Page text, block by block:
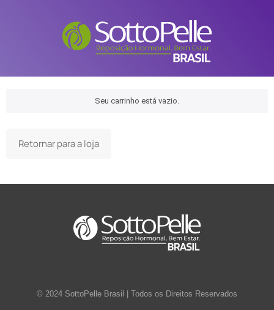
Seu carrinho está vazio.
Retornar para a loja
© 2024 SottoPelle Brasil | Todos os Direitos Reservados